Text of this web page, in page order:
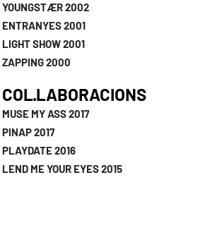
YOUNGSTÆR 2002
ENTRANYES 2001
LIGHT SHOW 2001
ZAPPING 2000
COL·LABORACIONS
MUSE MY ASS 2017
PINAP 2017
PLAYDATE 2016
LEND ME YOUR EYES 2015